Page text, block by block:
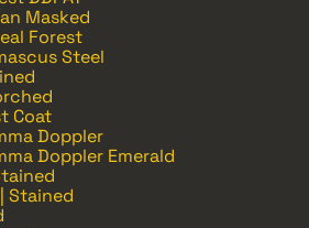
Masked
Forest
Steel
Coat
Doppler
Doppler Emerald
Stained